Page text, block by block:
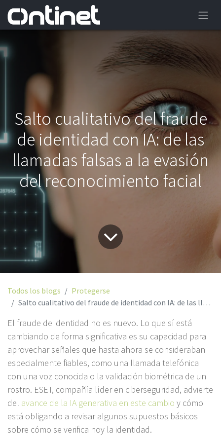
Salto cualitativo del fraude
de identidad con IA: de las
llamadas falsas a la evasión
del reconocimiento facial
Todos los blogs
Protegerse
Salto cualitativo del fraude de identidad con IA: de las llamadas falsas a la evasión del reconocimiento facial
El fraude de identidad no es nuevo. Lo que sí está
cambiando de forma significativa es su capacidad para
aprovechar señales que hasta ahora se consideraban
especialmente fiables, como una llamada telefónica
con una voz conocida o la validación biométrica de un
rostro. ESET, compañía líder en ciberseguridad, advierte
del avance de la IA generativa en este cambio y cómo
está obligando a revisar algunos supuestos básicos
sobre cómo se verifica hoy la identidad.